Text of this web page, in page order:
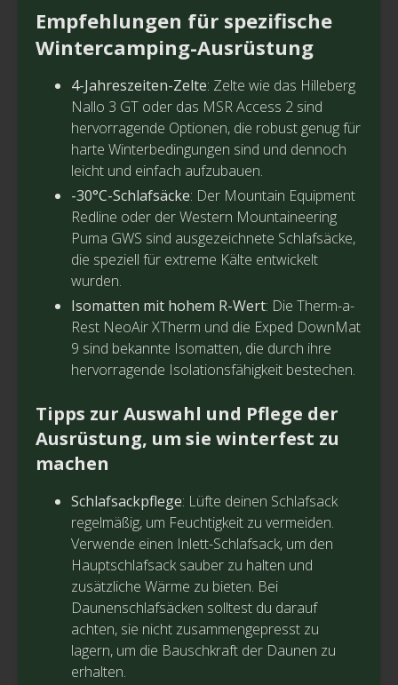
Empfehlungen für spezifische
Wintercamping-Ausrüstung
4-Jahreszeiten-Zelte: Zelte wie das Hilleberg
Nallo 3 GT oder das MSR Access 2 sind
hervorragende Optionen, die robust genug für
harte Winterbedingungen sind und dennoch
leicht und einfach aufzubauen.
-30°C-Schlafsäcke: Der Mountain Equipment
Redline oder der Western Mountaineering
Puma GWS sind ausgezeichnete Schlafsäcke,
die speziell für extreme Kälte entwickelt
wurden.
Isomatten mit hohem R-Wert: Die Therm-a-
Rest NeoAir XTherm und die Exped DownMat
9 sind bekannte Isomatten, die durch ihre
hervorragende Isolationsfähigkeit bestechen.
Tipps zur Auswahl und Pflege der
Ausrüstung, um sie winterfest zu
machen
Schlafsackpflege: Lüfte deinen Schlafsack
regelmäßig, um Feuchtigkeit zu vermeiden.
Verwende einen Inlett-Schlafsack, um den
Hauptschlafsack sauber zu halten und
zusätzliche Wärme zu bieten. Bei
Daunenschlafsäcken solltest du darauf
achten, sie nicht zusammengepresst zu
lagern, um die Bauschkraft der Daunen zu
erhalten.